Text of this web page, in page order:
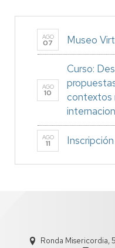
AGO
07 Museo
AGO
10
Curso:
contextos
AGO
11
Ronda Misericordia,